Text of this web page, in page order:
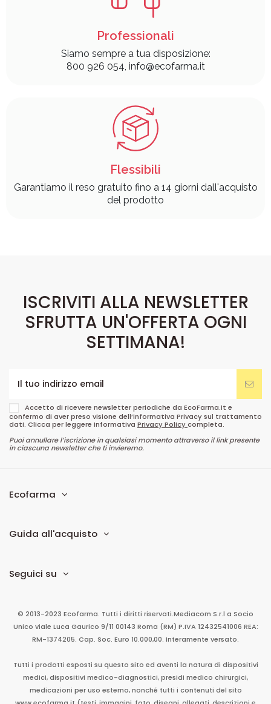
Professionali
Siamo sempre a tua disposizione:
800 926 054, info@ecofarma.it
Flessibili
Garantiamo il reso gratuito fino a 14 giorni dall'acquisto
del prodotto
ISCRIVITI ALLA NEWSLETTER
SFRUTTA UN'OFFERTA OGNI
SETTIMANA!
Accetto di ricevere newsletter periodiche da EcoFarma.it e
confermo di aver preso visione dell’informativa Privacy sul trattamento
dati. Clicca per leggere informativa Privacy Policycompleta.
Puoi annullare l’iscrizione in qualsiasi momento attraverso il link presente
in ciascuna newsletter che ti invieremo.
Ecofarma
Guida all'acquisto
Seguici su
© 2013-2023 Ecofarma. Tutti i diritti riservati.Mediacom S.r.l a Socio
Unico viale Luca Gaurico 9/11 00143 Roma (RM) P.IVA 12432541006 REA:
RM-1374205. Cap. Soc. Euro 10.000,00. Interamente versato.
Tutti i prodotti esposti su questo sito ed aventi la natura di dispositivi
medici, dispositivi medico-diagnostici, presidi medico chirurgici,
medicazioni per uso esterno, nonché tutti i contenuti del sito